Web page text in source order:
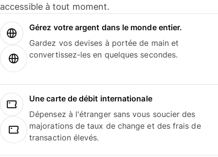
accessible à tout moment.
Gérez votre argent dans le monde entier.
Gardez vos devises à portée de main et
convertissez-les en quelques secondes.
Une carte de débit internationale
Dépensez à l'étranger sans vous soucier des
majorations de taux de change et des frais de
transaction élevés.